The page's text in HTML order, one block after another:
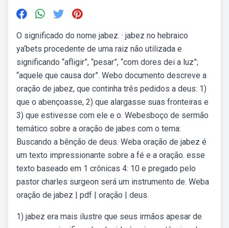
O significado do nome jabez. · jabez no hebraico
ya‘bets procedente de uma raiz não utilizada e
significando “afligir”, “pesar”, “com dores dei a luz”;
“aquele que causa dor”. Webo documento descreve a
oração de jabez, que continha três pedidos a deus: 1)
que o abençoasse, 2) que alargasse suas fronteiras e
3) que estivesse com ele e o. Webesboço de sermão
temático sobre a oração de jabes com o tema:
Buscando a bênção de deus. Weba oração de jabez é
um texto impressionante sobre a fé e a oração. esse
texto baseado em 1 crônicas 4: 10 e pregado pelo
pastor charles surgeon será um instrumento de. Weba
oração de jabez | pdf | oração | deus.
1) jabez era mais ilustre que seus irmãos apesar de